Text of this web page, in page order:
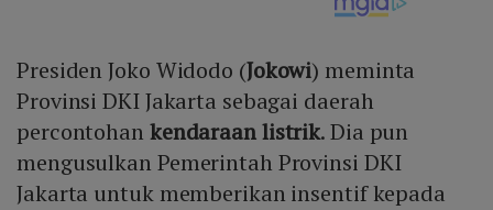
Presiden Joko Widodo (Jokowi) meminta
Provinsi DKI Jakarta sebagai daerah
percontohan kendaraan listrik. Dia pun
mengusulkan Pemerintah Provinsi DKI
Jakarta untuk memberikan insentif kepada